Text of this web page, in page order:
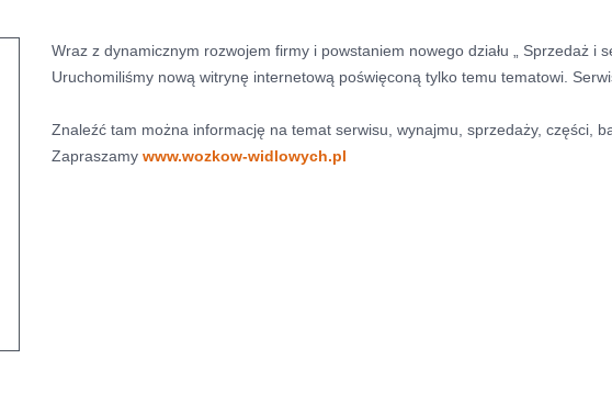
Wraz z dynamicznym rozwojem firmy i powstaniem nowego działu „ Sprzedaż i
Uruchomiliśmy nową witrynę internetową poświęconą tylko temu tematowi.
Znaleźć tam można informację na temat serwisu, wynajmu, sprzedaży, części,
Zapraszamy www.wozkow-widlowych.pl